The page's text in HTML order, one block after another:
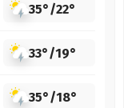
35°/22°
33°/19°
35°/18°